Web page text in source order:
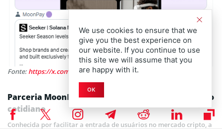
Fonte:https://x.com/solanamobile/status/2000695198116929660
Parceria MoonPay e Solana aproxima cripto do uso
cotidiano
Conhecida por facilitar a entrada de usuários no mercado cripto, a
We use cookies to ensure that we
give you the best experience on
our website. If you continue to use
this site we will assume that you
are happy with it.
OK